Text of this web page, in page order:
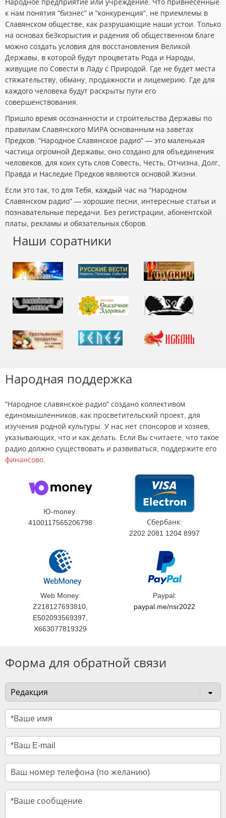
Народное предприятие или учреждение. Что привнесённые
к нам понятия "бизнес" и "конкуренция", не приемлемы в
Славянском обществе, как разрушающие наши устои. Только
на основах беЗкорыстия и радения об общественном благе
можно создать условия для восстановления Великой
Державы, в которой будут процветать Рода и Народы,
живущие по Совести в Ладу с Природой. Где не будет места
стяжательству, обману, продажности и лицемерию. Где для
каждого человека будут раскрыты пути его
совершенствования.
Пришло время осознанности и строительства Державы по
правилам Славянского МИРА основанным на заветах
Предков. "Народное Славянское радио" — это маленькая
частица огромной Державы, оно создано для объединения
человеков, для коих суть слов Совесть, Честь, Отчизна, Долг,
Правда и Наследие Предков являются основой Жизни.
Если это так, то для Тебя, каждый час на "Народном
Славянском радио" — хорошие песни, интересные статьи и
познавательные передачи. Без регистрации, абонентской
платы, рекламы и обязательных сборов.
Наши соратники
Народная поддержка
"Народное славянское радио" создано коллективом
единомышленников, как просветительский проект, для
изучения родной культуры. У нас нет спонсоров и хозяев,
указывающих, что и как делать. Если Вы считаете, что такое
радио должно существовать и развиваться, поддержите его
финансово.
Ю-money:
4100117565206798
Сбербанк:
2202 2081 1204 8997
Web Money:
Z218127693810,
E502093569397,
X663077819329
Paypal:
paypal.me/nsr2022
Форма для обратной связи